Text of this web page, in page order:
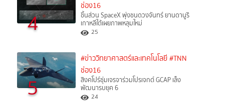
4
ช่อง16
ชิ้นส่วน SpaceX พุ่งชนดวงจันทร์ ยานดานูริ
เกาหลีใต้เผยภาพหลุมใหม่
25
5
#ข่าววิทยาศาสตร์และเทคโนโลยี #TNN
ช่อง16
สิงคโปร์ซุ่มเจรจาร่วมโปรเจกต์ GCAP เล็ง
พัฒนารบยุค 6
24